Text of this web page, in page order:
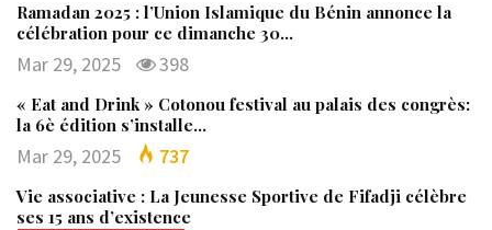
Ramadan 2025 : l’Union Islamique du Bénin annonce la
célébration pour ce dimanche 30…
Mar 29, 2025 398
« Eat and Drink » Cotonou festival au palais des congrès:
la 6è édition s’installe…
Mar 29, 2025 737
Vie associative : La Jeunesse Sportive de Fifadji célèbre
ses 15 ans d’existence